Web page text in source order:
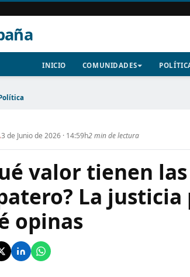
INICIO COMUNIDADES
3 de Junio de 2026 · 14:59h2 min de lectura
valor tienen
La
opinas